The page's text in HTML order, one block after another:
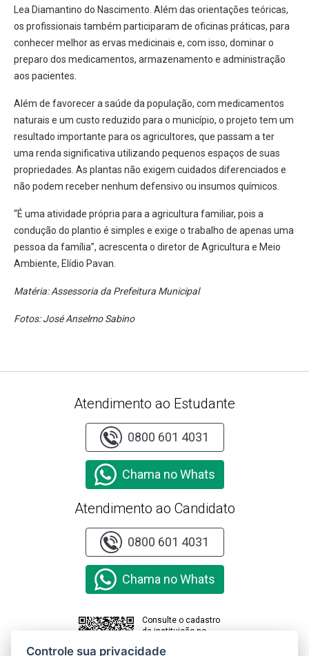
Lea Diamantino do Nascimento. Além das orientações teóricas,
os profissionais também participaram de oficinas práticas, para
conhecer melhor as ervas medicinais e, com isso, dominar o
preparo dos medicamentos, armazenamento e administração
aos pacientes.
Além de favorecer a saúde da população, com medicamentos
naturais e um custo reduzido para o município, o projeto tem um
resultado importante para os agricultores, que passam a ter
uma renda significativa utilizando pequenos espaços de suas
propriedades. As plantas não exigem cuidados diferenciados e
não podem receber nenhum defensivo ou insumos químicos.
“É uma atividade própria para a agricultura familiar, pois a
condução do plantio é simples e exige o trabalho de apenas uma
pessoa da família”, acrescenta o diretor de Agricultura e Meio
Ambiente, Elídio Pavan.
Matéria: Assessoria da Prefeitura Municipal
Fotos: José Anselmo Sabino
Atendimento ao Estudante
0800 601 4031
Chama no Whats
Atendimento ao Candidato
0800 601 4031
Chama no Whats
Consulte o cadastro
da instituição no
Controle sua privacidade